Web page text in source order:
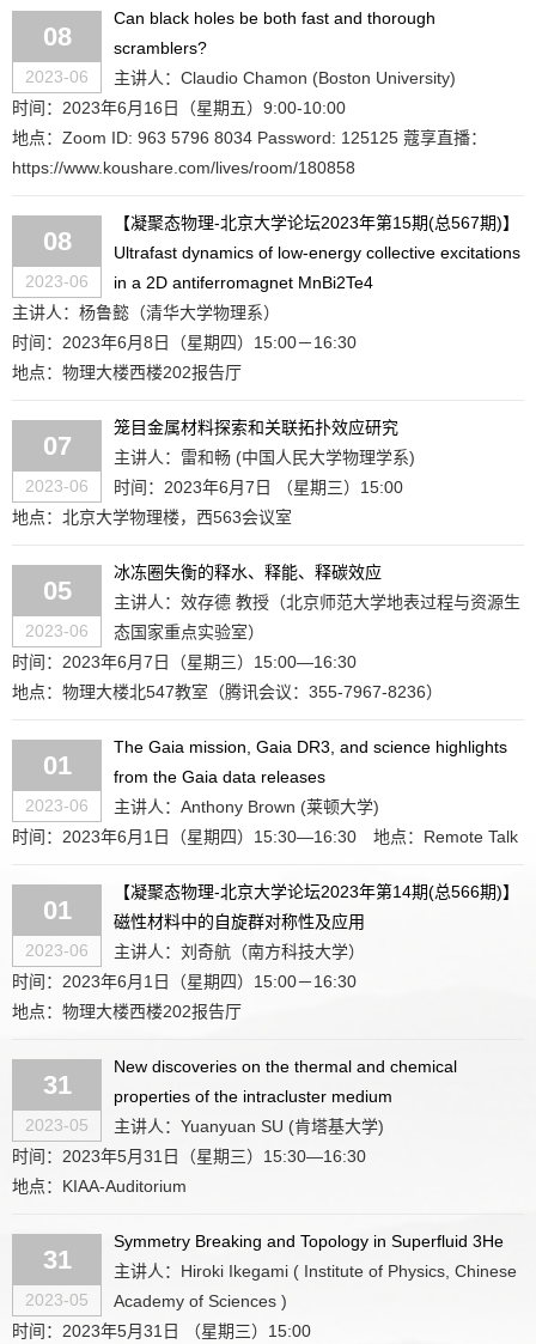
08
2023-06
Can black holes be both fast and thorough
scramblers?
主讲人：Claudio Chamon (Boston University)
时间：2023年6月16日（星期五）9:00-10:00
地点：Zoom ID: 963 5796 8034 Password: 125125 蔻享直播：
https://www.koushare.com/lives/room/180858
08
2023-06
【凝聚态物理-北京大学论坛2023年第15期(总567期)】
Ultrafast dynamics of low-energy collective excitations
in a 2D antiferromagnet MnBi2Te4
主讲人：杨鲁懿（清华大学物理系）
时间：2023年6月8日（星期四）15:00－16:30
地点：物理大楼西楼202报告厅
07
2023-06
笼目金属材料探索和关联拓扑效应研究
主讲人：雷和畅 (中国人民大学物理学系)
时间：2023年6月7日 （星期三）15:00
地点：北京大学物理楼，西563会议室
05
2023-06
冰冻圈失衡的释水、释能、释碳效应
主讲人：效存德 教授（北京师范大学地表过程与资源生
态国家重点实验室）
时间：2023年6月7日（星期三）15:00—16:30
地点：物理大楼北547教室（腾讯会议：355-7967-8236）
01
2023-06
The Gaia mission, Gaia DR3, and science highlights
from the Gaia data releases
主讲人：Anthony Brown (莱顿大学)
时间：2023年6月1日（星期四）15:30—16:30
地点：Remote Talk
01
2023-06
【凝聚态物理-北京大学论坛2023年第14期(总566期)】
磁性材料中的自旋群对称性及应用
主讲人：刘奇航（南方科技大学）
时间：2023年6月1日（星期四）15:00－16:30
地点：物理大楼西楼202报告厅
31
2023-05
New discoveries on the thermal and chemical
properties of the intracluster medium
主讲人：Yuanyuan SU (肯塔基大学)
时间：2023年5月31日（星期三）15:30—16:30
地点：KIAA-Auditorium
31
2023-05
Symmetry Breaking and Topology in Superfluid 3He
主讲人：Hiroki Ikegami ( Institute of Physics, Chinese
Academy of Sciences )
时间：2023年5月31日 （星期三）15:00